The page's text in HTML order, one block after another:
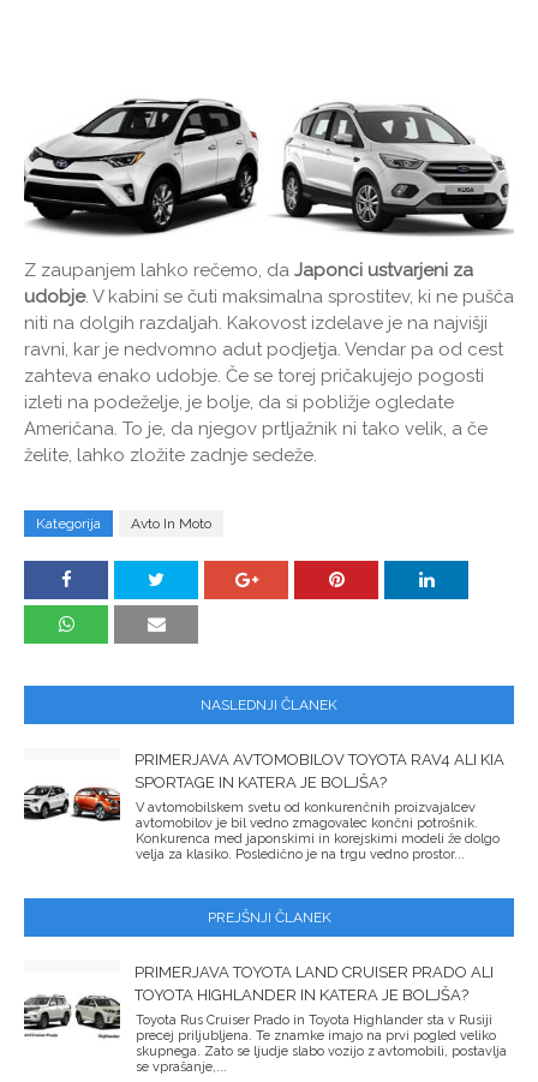
Z zaupanjem lahko rečemo, da Japonci ustvarjeni za
udobje. V kabini se čuti maksimalna sprostitev, ki ne pušča
niti na dolgih razdaljah. Kakovost izdelave je na najvišji
ravni, kar je nedvomno adut podjetja. Vendar pa od cest
zahteva enako udobje. Če se torej pričakujejo pogosti
izleti na podeželje, je bolje, da si pobližje ogledate
Američana. To je, da njegov prtljažnik ni tako velik, a če
želite, lahko zložite zadnje sedeže.
Kategorija Avto In Moto
NASLEDNJI ČLANEK
PRIMERJAVA AVTOMOBILOV TOYOTA RAV4 ALI KIA
SPORTAGE IN KATERA JE BOLJŠA?
V avtomobilskem svetu od konkurenčnih proizvajalcev
avtomobilov je bil vedno zmagovalec končni potrošnik.
Konkurenca med japonskimi in korejskimi modeli že dolgo
velja za klasiko. Posledično je na trgu vedno prostor...
PREJŠNJI ČLANEK
PRIMERJAVA TOYOTA LAND CRUISER PRADO ALI
TOYOTA HIGHLANDER IN KATERA JE BOLJŠA?
Toyota Rus Cruiser Prado in Toyota Highlander sta v Rusiji
precej priljubljena. Te znamke imajo na prvi pogled veliko
skupnega. Zato se ljudje slabo vozijo z avtomobili, postavlja
se vprašanje,...